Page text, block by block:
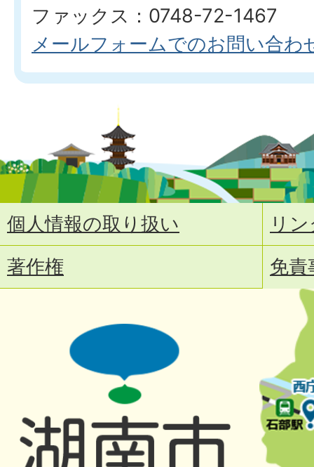
ファックス：0748-72-1467
メールフォームでのお問い合わ
個人情報の取り扱い
リ
著作権
免責